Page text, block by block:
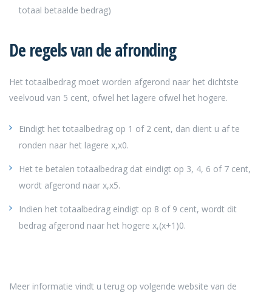
totaal betaalde bedrag)
De regels van de afronding
Het totaalbedrag moet worden afgerond naar het dichtste
veelvoud van 5 cent, ofwel het lagere ofwel het hogere.
Eindigt het totaalbedrag op 1 of 2 cent, dan dient u af te
ronden naar het lagere x,x0.
Het te betalen totaalbedrag dat eindigt op 3, 4, 6 of 7 cent,
wordt afgerond naar x,x5.
Indien het totaalbedrag eindigt op 8 of 9 cent, wordt dit
bedrag afgerond naar het hogere x,(x+1)0.
Meer informatie vindt u terug op volgende website van de